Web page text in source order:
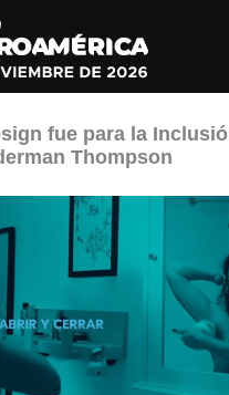
fue para la
Thompson